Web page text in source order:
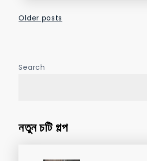
Posts
Older posts
Search
নতুন চটি গল্প